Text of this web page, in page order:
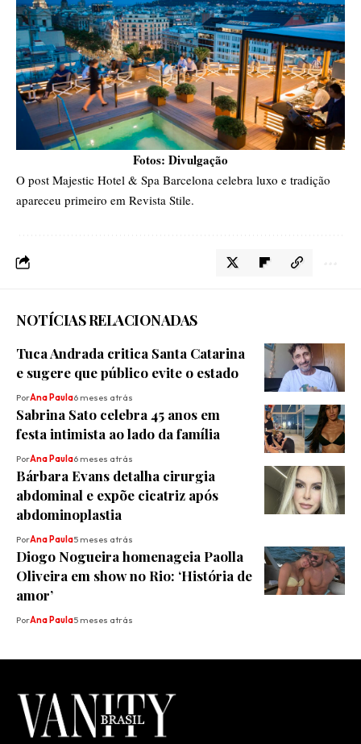
Fotos: Divulgação
O post Majestic Hotel & Spa Barcelona celebra luxo e tradição
apareceu primeiro em Revista Stile.
NOTÍCIAS RELACIONADAS
Tuca Andrada critica Santa Catarina
e sugere que público evite o estado
PorAna Paula6 meses atrás
Sabrina Sato celebra 45 anos em
festa intimista ao lado da família
PorAna Paula6 meses atrás
Bárbara Evans detalha cirurgia
abdominal e expõe cicatriz após
abdominoplastia
PorAna Paula5 meses atrás
Diogo Nogueira homenageia Paolla
Oliveira em show no Rio: ‘História de
amor’
PorAna Paula5 meses atrás